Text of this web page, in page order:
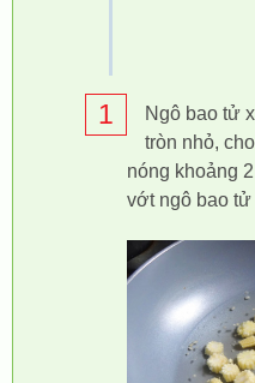
1
Ngô bao tử
tròn nhỏ,
nóng khoảng
vớt ngô bao tử